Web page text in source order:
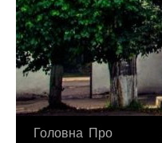
Головна Про